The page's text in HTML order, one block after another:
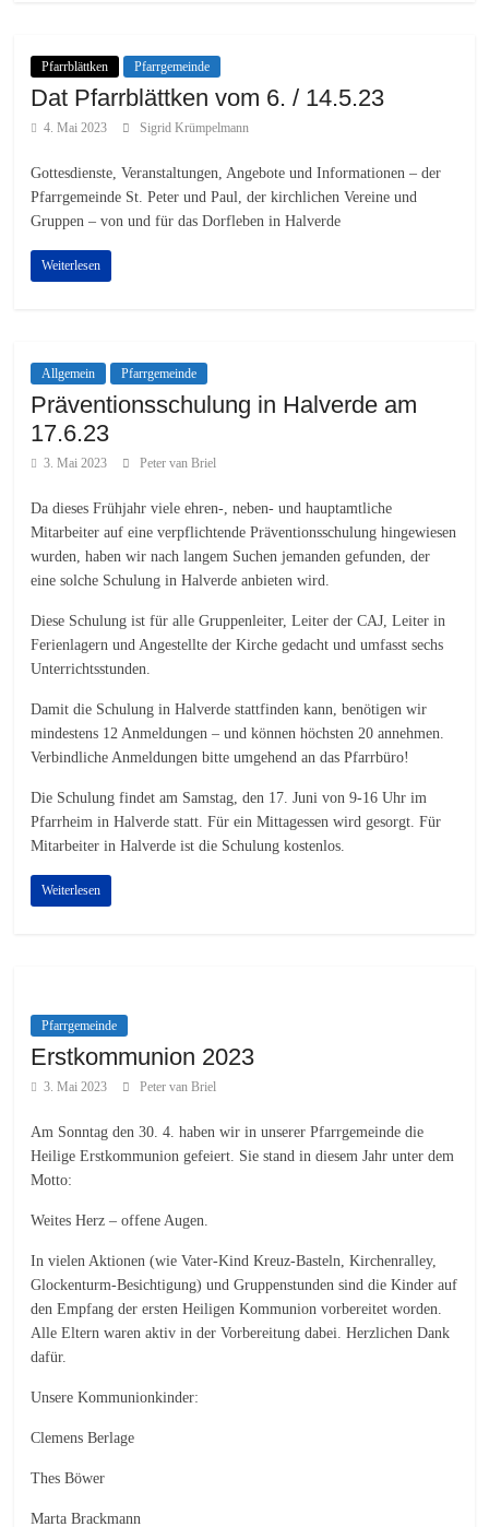
Pfarrblättken Pfarrgemeinde
Dat Pfarrblättken vom 6. / 14.5.23
4. Mai 2023 Sigrid Krümpelmann
Gottesdienste, Veranstaltungen, Angebote und Informationen – der
Pfarrgemeinde St. Peter und Paul, der kirchlichen Vereine und
Gruppen – von und für das Dorfleben in Halverde
Weiterlesen
Allgemein Pfarrgemeinde
Präventionsschulung in Halverde am
17.6.23
3. Mai 2023 Peter van Briel
Da dieses Frühjahr viele ehren-, neben- und hauptamtliche
Mitarbeiter auf eine verpflichtende Präventionsschulung hingewiesen
wurden, haben wir nach langem Suchen jemanden gefunden, der
eine solche Schulung in Halverde anbieten wird.
Diese Schulung ist für alle Gruppenleiter, Leiter der CAJ, Leiter in
Ferienlagern und Angestellte der Kirche gedacht und umfasst sechs
Unterrichtsstunden.
Damit die Schulung in Halverde stattfinden kann, benötigen wir
mindestens 12 Anmeldungen – und können höchsten 20 annehmen.
Verbindliche Anmeldungen bitte umgehend an das Pfarrbüro!
Die Schulung findet am Samstag, den 17. Juni von 9-16 Uhr im
Pfarrheim in Halverde statt. Für ein Mittagessen wird gesorgt. Für
Mitarbeiter in Halverde ist die Schulung kostenlos.
Weiterlesen
Pfarrgemeinde
Erstkommunion 2023
3. Mai 2023 Peter van Briel
Am Sonntag den 30. 4. haben wir in unserer Pfarrgemeinde die
Heilige Erstkommunion gefeiert. Sie stand in diesem Jahr unter dem
Motto:
Weites Herz – offene Augen.
In vielen Aktionen (wie Vater-Kind Kreuz-Basteln, Kirchenralley,
Glockenturm-Besichtigung) und Gruppenstunden sind die Kinder auf
den Empfang der ersten Heiligen Kommunion vorbereitet worden.
Alle Eltern waren aktiv in der Vorbereitung dabei. Herzlichen Dank
dafür.
Unsere Kommunionkinder:
Clemens Berlage
Thes Böwer
Marta Brackmann